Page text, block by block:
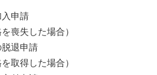
申請
喪失した場合）
退申請
取得した場合）